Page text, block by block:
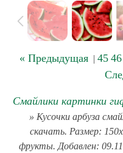
« Предыдущая| 45 46
Смайлики картинки
» Кусочки арбуза
скачать. Размер:
фрукты. Добавлен: